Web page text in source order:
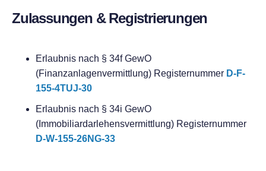
Zulassungen & Registrierungen
Erlaubnis nach § 34f GewO
(Finanzanlagenvermittlung) Registernummer D-F-
155-4TUJ-30
Erlaubnis nach § 34i GewO
(Immobiliardarlehensvermittlung) Registernummer
D-W-155-26NG-33